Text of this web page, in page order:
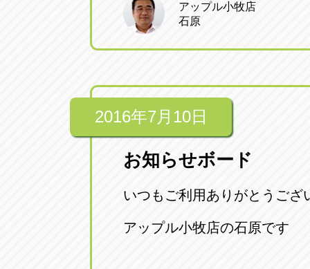
アップル
アップル
0587-66-
オートフ
052-400-
アップル尾張旭店
愛知県尾張旭市印場元町5-2-8
アップル岩倉店
愛知県岩倉市大地町長田35-1
オートフレンド
愛知県清須市春日砂賀東114
三重
アップル小牧店
石原
2016年7月10日
お知らせボード
いつもご利用ありがとうござ
アップル小牧店の石原です